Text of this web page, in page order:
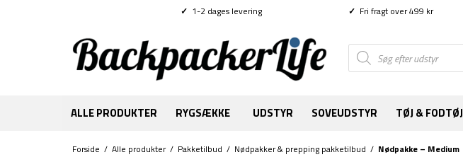
✓ 1-2 dages levering ✓ Fri fragt over 499 kr
Products
search
ALLE PRODUKTER RYGSÆKKE UDSTYR SOVEUDSTYR TØJ & FODTØJ
Forside / Alle produkter/ Pakketilbud / Nødpakker & prepping pakketilbud / Nødpakke – Medium